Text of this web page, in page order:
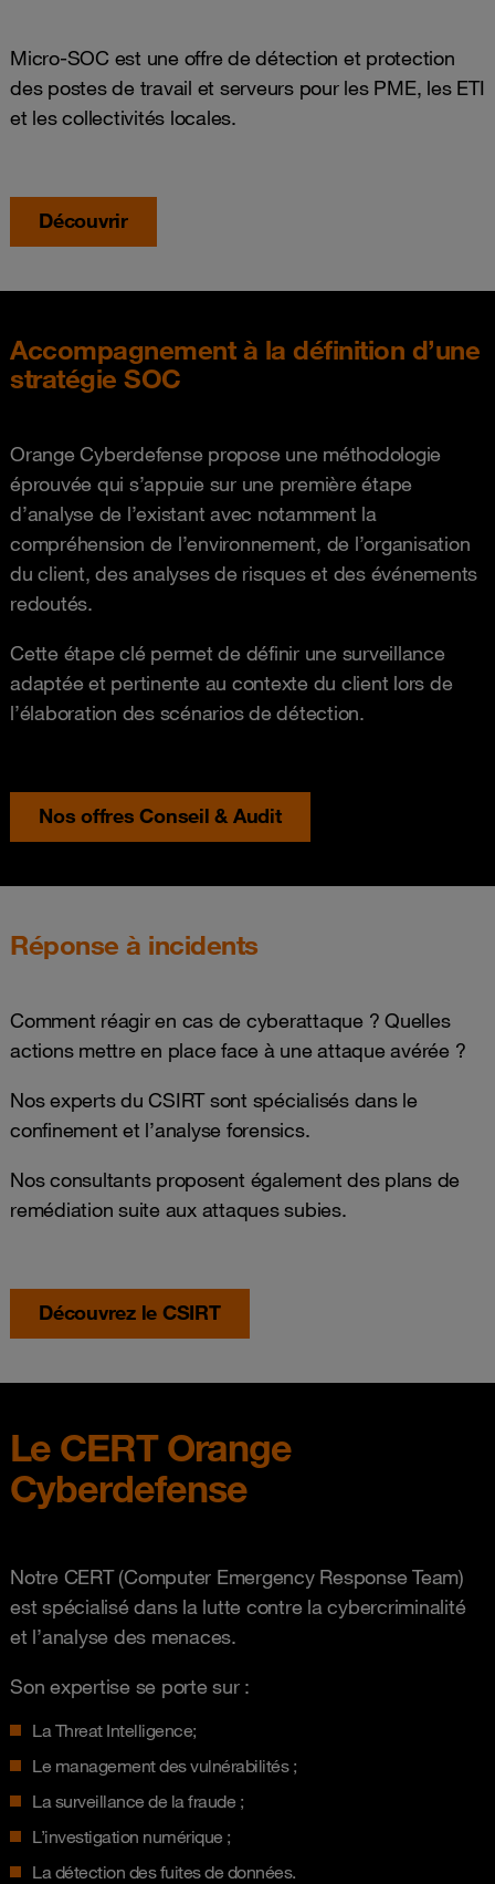
Micro-SOC est une offre de détection et protection
des postes de travail et serveurs pour les PME, les ETI
et les collectivités locales.
Découvrir
Accompagnement à la définition d’une
stratégie SOC
Orange Cyberdefense propose une méthodologie
éprouvée qui s’appuie sur une première étape
d’analyse de l’existant avec notamment la
compréhension de l’environnement, de l’organisation
du client, des analyses de risques et des événements
redoutés.
Cette étape clé permet de définir une surveillance
adaptée et pertinente au contexte du client lors de
l’élaboration des scénarios de détection.
Nos offres Conseil & Audit
Réponse à incidents
Comment réagir en cas de cyberattaque ? Quelles
actions mettre en place face à une attaque avérée ?
Nos experts du CSIRT sont spécialisés dans le
confinement et l’analyse forensics.
Nos consultants proposent également des plans de
remédiation suite aux attaques subies.
Découvrez le CSIRT
Le CERT Orange
Cyberdefense
Notre CERT (Computer Emergency Response Team)
est spécialisé dans la lutte contre la cybercriminalité
et l’analyse des menaces.
Son expertise se porte sur :
La Threat Intelligence;
Le management des vulnérabilités ;
La surveillance de la fraude ;
L’investigation numérique ;
La détection des fuites de données.